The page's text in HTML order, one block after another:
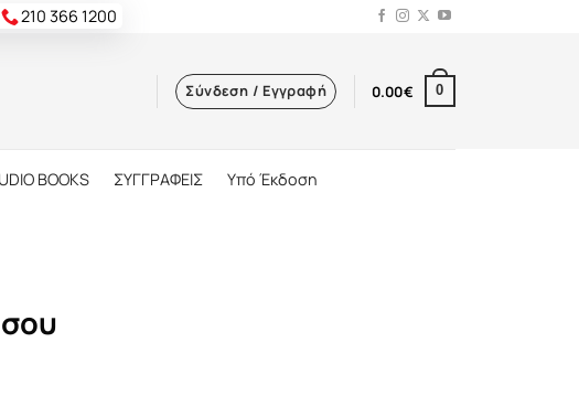
210 366 1200
Σύνδεση / Εγγραφή 0.00€ 0
BOOKS ΣΥΓΓΡΑΦΕΙΣ Υπό Έκδοση